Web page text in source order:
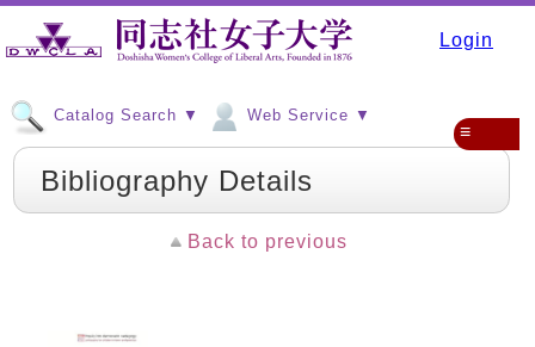
Login
Catalog Search ▼ Web Service ▼
≡
Bibliography Details
Back to previous